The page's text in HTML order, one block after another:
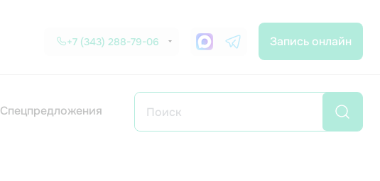
+7 (343) 288-79-06 Запись онлайн
Спецпредложения